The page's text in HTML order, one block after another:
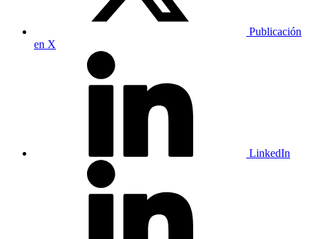
Publicación
en X
LinkedIn